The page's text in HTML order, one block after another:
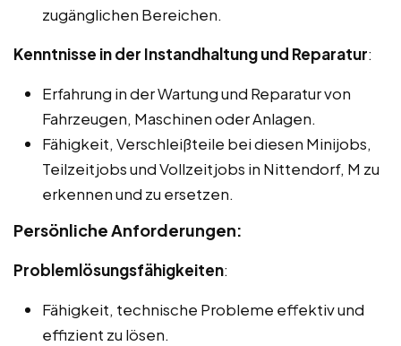
zugänglichen Bereichen.
Kenntnisse in der Instandhaltung und Reparatur:
Erfahrung in der Wartung und Reparatur von
Fahrzeugen, Maschinen oder Anlagen.
Fähigkeit, Verschleißteile bei diesen Minijobs,
Teilzeitjobs und Vollzeitjobs in Nittendorf, M zu
erkennen und zu ersetzen.
Persönliche Anforderungen:
Problemlösungsfähigkeiten:
Fähigkeit, technische Probleme effektiv und
effizient zu lösen.